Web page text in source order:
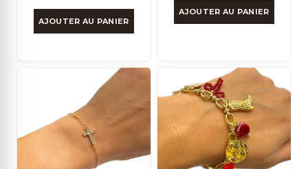
AJOUTER AU PANIER
AJOUTER AU PANIER